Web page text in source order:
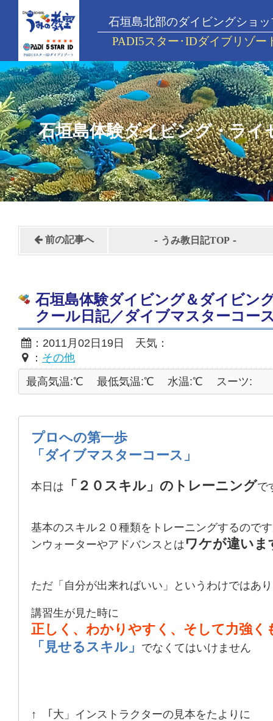
石垣島北部のダイビングショッ
PADI5スター･IDダイブリゾー
石垣島体験ダイビング・ライ
前の記事へ - うみ教日記TOP -
石垣島体験ダイビング＆ダイビン
クール日記／ダイブマスターコー
：2011月02日19日 天気：
： その他
最高気温:℃
最低気温:℃ 水温:℃ スーツ:
プロへの第一歩
「ダイブマスターコース」
本日は 「２０スキル」のトレーニングで
基本のスキル２０種類をトレーニングするので
ンウォーターやアドバンスとは ワケが違いま
ただ「自分が出来ればいい」というわけではあ
講習生が見た時に
正しく、わかりやすく、そして力強く
「見せるスキル」
でなくてはいけません
↑ ｢大」インストラクターの見本をたよりに